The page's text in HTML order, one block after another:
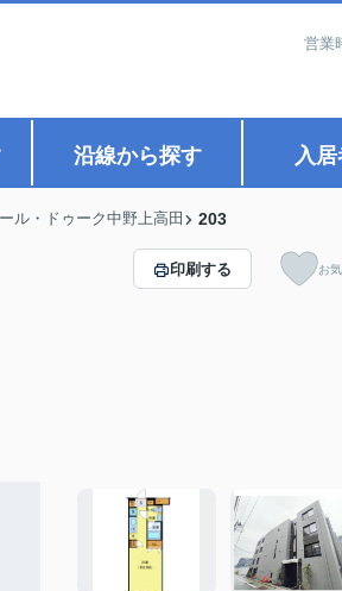
営業
沿線から探す 入
ル・ドゥーク中野上高田 203
印刷する お